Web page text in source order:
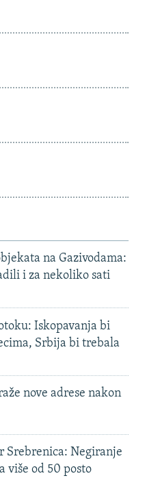
na Gazivodama:
i za nekoliko sati
Iskopavanja bi
Srbija bi trebala
nove adrese nakon
Srebrenica: Negiranje
više od 50 posto